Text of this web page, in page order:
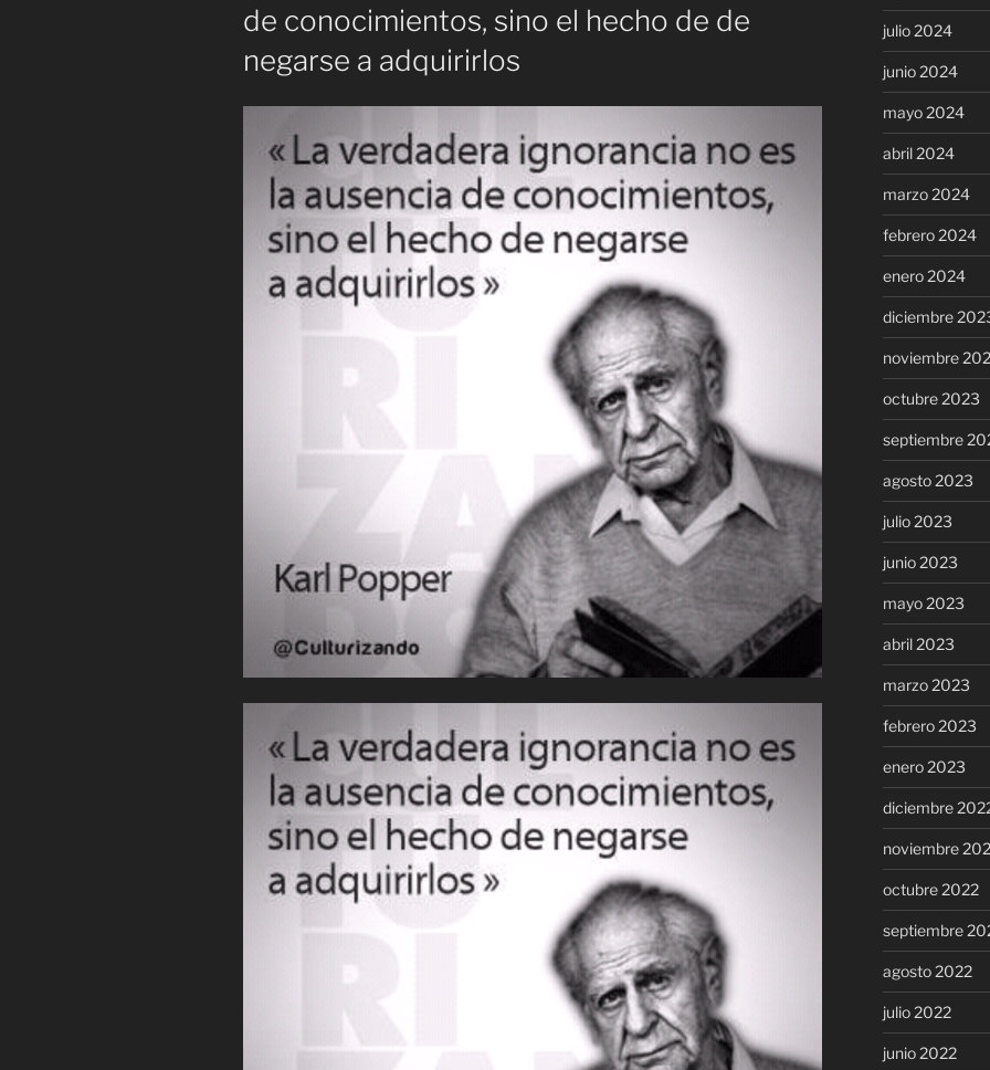
de conocimientos, sino el hecho de de
negarse a adquirirlos
julio 2024
junio 2024
mayo 2024
abril 2024
marzo 2024
febrero 2024
enero 2024
diciembre
noviembre
octubre 2023
septiembre
agosto 2023
julio 2023
junio 2023
mayo 2023
abril 2023
marzo 2023
febrero 2023
enero 2023
diciembre
noviembre
octubre 2022
septiembre
agosto 2022
julio 2022
junio 2022